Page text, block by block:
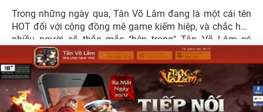
Trong những ngày qua, Tân Võ Lâm đang là một cái tên
HOT đối với cộng đồng mê game kiếm hiệp, và chắc hẳn
nhiều người sẽ thắc mắc "bên trong" Tân Võ Lâm có
những gì?